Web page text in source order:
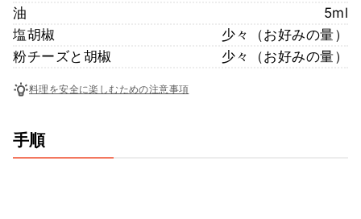
油
5ml
塩胡椒
少々（お好みの量）
粉チーズと胡椒
少々（お好みの量）
料理を安全に楽しむための注意事項
手順